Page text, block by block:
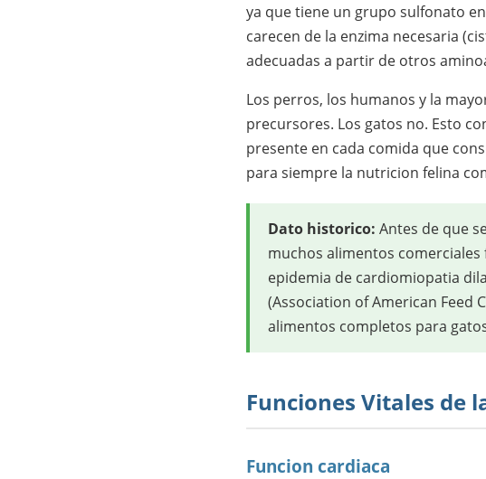
ya que tiene un grupo sulfonato
carecen de la enzima necesaria
adecuadas a partir de otros
Los perros, los humanos y la
precursores. Los gatos no. Esto
presente en cada comida que
para siempre la nutricion felina
Dato historico: Antes de que
muchos alimentos
epidemia de cardiomiopatia
(Association of American Feed
alimentos completos para
Funciones Vitales de
Funcion cardiaca